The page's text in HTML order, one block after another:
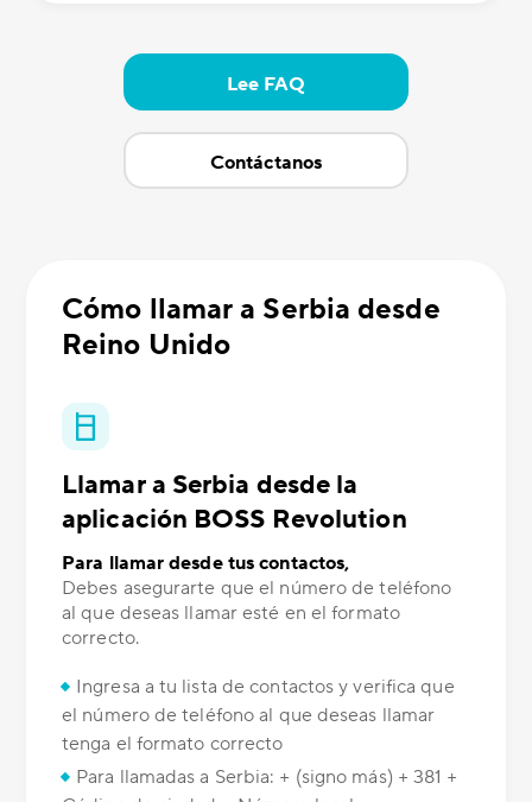
Lee FAQ
Contáctanos
Cómo llamar a Serbia desde
Reino Unido
Llamar a Serbia desde la
aplicación BOSS Revolution
Para llamar desde tus contactos,
Debes asegurarte que el número de teléfono
al que deseas llamar esté en el formato
correcto.
Ingresa a tu lista de contactos y verifica que
el número de teléfono al que deseas llamar
tenga el formato correcto
Para llamadas a Serbia: + (signo más) + 381 +